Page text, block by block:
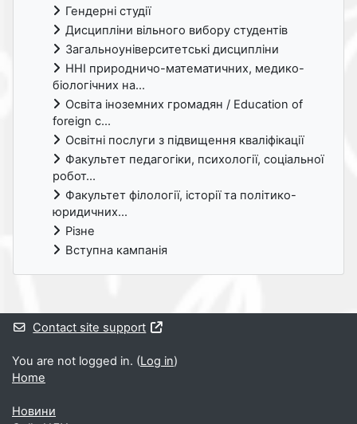
Гендерні студії
Дисципліни вільного вибору студентів
Загальноуніверситетські дисципліни
ННІ природничо-математичних, медико-
біологічних на...
Освіта іноземних громадян / Education of
foreign c...
Освітні послуги з підвищення кваліфікації
Факультет педагогіки, психології, соціальної
робот...
Факультет філології, історії та політико-
юридичних...
Різне
Вступна кампанія
Supplementary blocks
Contact site support
You are not logged in. (Log in)
Home
Новини